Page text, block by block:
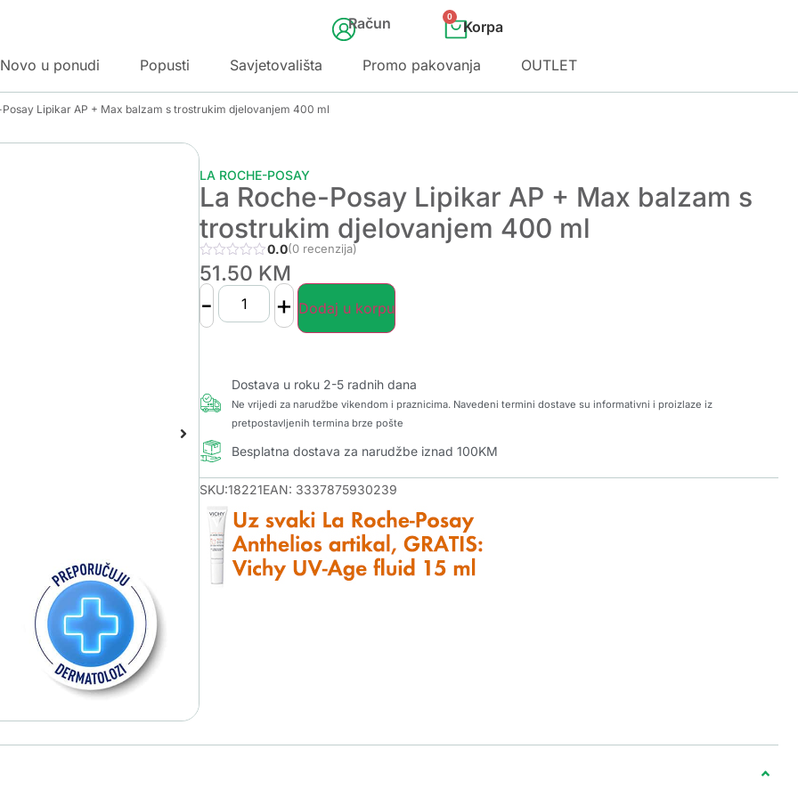
Račun 0
Novo u ponudi Popusti Savjetovališta Promo pakovanja OUTLET
Lipikar AP + Max balzam s trostrukim djelovanjem 400 ml
LA ROCHE-POSAY
La Roche-Posay Lipikar AP + Max balzam s
trostrukim djelovanjem 400 ml
0.0(0 recenzija)
51.50 KM
- + Dodaj u korpu
Dostava u roku 2-5 radnih dana
Ne vrijedi za narudžbe vikendom i praznicima. Navedeni termini dostave su informativni i proizlaze iz
pretpostavljenih termina brze pošte
Besplatna dostava za narudžbe iznad 100KM
SKU:18221EAN: 3337875930239